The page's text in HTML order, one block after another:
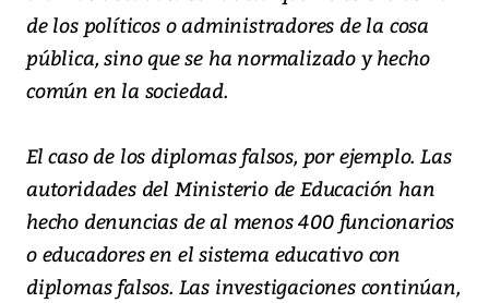
de los políticos o administradores de la cosa
pública, sino que se ha normalizado y hecho
común en la sociedad.
El caso de los diplomas falsos, por ejemplo. Las
autoridades del Ministerio de Educación han
hecho denuncias de al menos 400 funcionarios
o educadores en el sistema educativo con
diplomas falsos. Las investigaciones continúan,